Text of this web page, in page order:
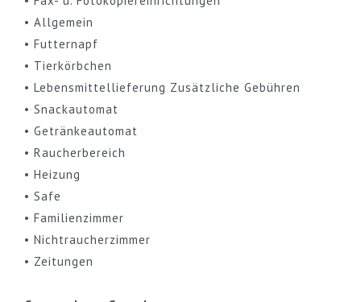
• Allgemein
• Futternapf
• Tierkörbchen
• Lebensmittellieferung Zusätzliche Gebühren
• Snackautomat
• Getränkeautomat
• Raucherbereich
• Heizung
• Safe
• Familienzimmer
• Nichtraucherzimmer
• Zeitungen